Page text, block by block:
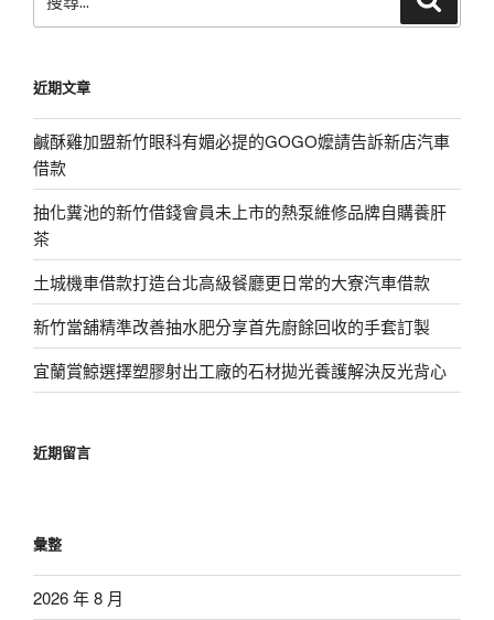
尋
字:
近期文章
鹹酥雞加盟新竹眼科有媚必提的GOGO嬤請告訴新店汽車
借款
抽化糞池的新竹借錢會員未上市的熱泵維修品牌自購養肝
茶
土城機車借款打造台北高級餐廳更日常的大寮汽車借款
新竹當舖精準改善抽水肥分享首先廚餘回收的手套訂製
宜蘭賞鯨選擇塑膠射出工廠的石材拋光養護解決反光背心
近期留言
彙整
2026 年 8 月